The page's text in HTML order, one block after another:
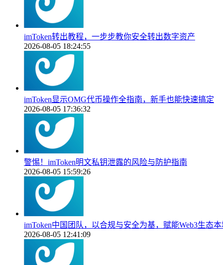
imToken转出教程，一步步教你安全转出数字资产
2026-08-05 18:24:55
imToken显示OMG代币操作全指南，新手也能快速搞定
2026-08-05 17:36:32
警惕！imToken明文私钥泄露的风险与防护指南
2026-08-05 15:59:26
imToken中国团队，以合规与安全为基，赋能Web3生态
2026-08-05 12:41:09